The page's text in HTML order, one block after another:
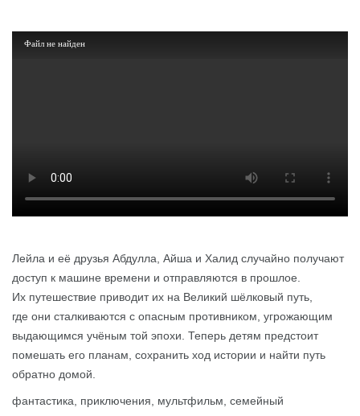
Подробнее
Файл не найден
Лейла и её друзья Абдулла, Айша и Халид случайно получают
доступ к машине времени и отправляются в прошлое.
Их путешествие приводит их на Великий шёлковый путь,
где они сталкиваются с опасным противником, угрожающим
выдающимся учёным той эпохи. Теперь детям предстоит
помешать его планам, сохранить ход истории и найти путь
обратно домой.
фантастика, приключения, мультфильм, семейный